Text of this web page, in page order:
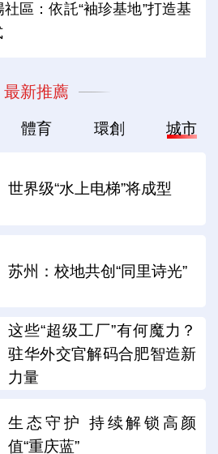
區：依託“袖珍基地”打造基
最新推薦
體育 環創 城市
世界级“水上电梯”将成型
苏州：校地共创“同里诗光”
这些“超级工厂”有何魔力？
驻华外交官解码合肥智造新
力量
生态守护 持续解锁高颜
值“重庆蓝”